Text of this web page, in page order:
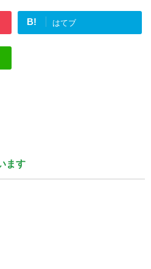
B! はてブ
ます